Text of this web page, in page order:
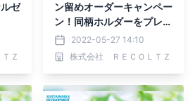
ゼ
Ｚ
ン留めオーダーキャンペー
ン！同柄ホルダーをプレゼ
ント2022-05-27 14:10
株式会社 ＲＥＣＯＬＴＺ